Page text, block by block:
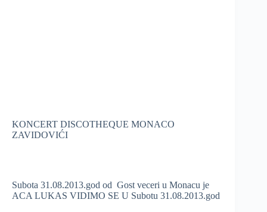
KONCERT DISCOTHEQUE MONACO
ZAVIDOVIĆI
Subota 31.08.2013.god od Gost veceri u Monacu je
ACA LUKAS VIDIMO SE U Subotu 31.08.2013.god